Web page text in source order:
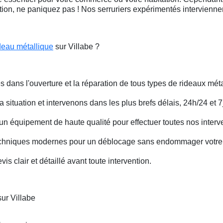
ne paniquez pas ! Nos serruriers expérimentés
métallique sur Villabe ?
dans l'ouverture et la réparation de tous types de rideaux
situation et intervenons dans les plus brefs délais, 24h/24 et
équipement de haute qualité pour effectuer toutes nos
modernes pour un déblocage sans endommager
clair et détaillé avant toute intervention.
Villabe